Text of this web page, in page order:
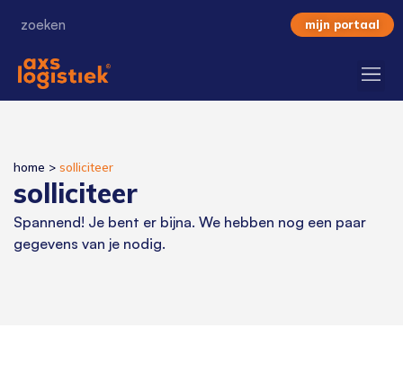
mijn portaal
home > solliciteer
solliciteer
Spannend! Je bent er bijna. We hebben nog een paar
gegevens van je nodig.